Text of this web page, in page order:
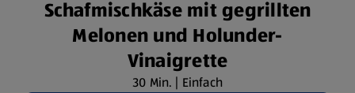
Schafmischkäse mit gegrillten
Melonen und Holunder-
Vinaigrette
30 Min. | Einfach